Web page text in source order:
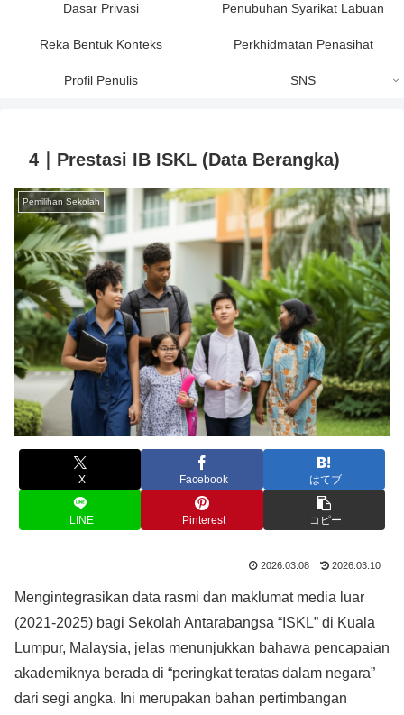
Dasar Privasi Penubuhan Syarikat Labuan
Reka Bentuk Konteks Perkhidmatan Penasihat
Profil Penulis SNS
4｜Prestasi IB ISKL (Data Berangka)
Pemilihan Sekolah
X Facebook はてブ
LINE Pinterest コピー
2026.03.08 2026.03.10
Mengintegrasikan data rasmi dan maklumat media luar
(2021-2025) bagi Sekolah Antarabangsa “ISKL” di Kuala
Lumpur, Malaysia, jelas menunjukkan bahawa pencapaian
akademiknya berada di “peringkat teratas dalam negara”
dari segi angka. Ini merupakan bahan pertimbangan